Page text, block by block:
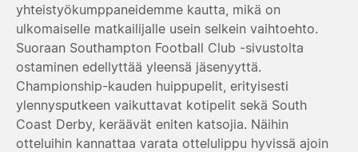
yhteistyökumppaneidemme kautta, mikä on
ulkomaiselle matkailijalle usein selkein vaihtoehto.
Suoraan Southampton Football Club -sivustolta
ostaminen edellyttää yleensä jäsenyyttä.
Championship-kauden huippupelit, erityisesti
ylennysputkeen vaikuttavat kotipelit sekä South
Coast Derby, keräävät eniten katsojia. Näihin
otteluihin kannattaa varata ottelulippu hyvissä ajoin